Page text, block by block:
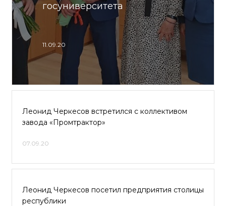
госуниверситета
11.09.20
Леонид Черкесов встретился с коллективом
завода «Промтрактор»
07.09.20
Леонид Черкесов посетил предприятия столицы
республики